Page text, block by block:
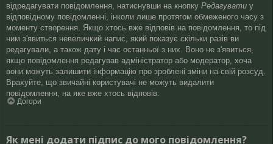
відредагувати повідомлення, натиснувши на кнопку Редагувати у
відповідному повідомленні, інколи лише протягом обмеженого часу з
моменту створення. Якщо хтось вже відповів на повідомлення, то під
ним з'явиться невеличкий напис, який показує скільки разів ви
редагували, а також дату і час останньої з них. Воно не з'явиться,
якщо повідомлення редагував адміністратор або модератор, хоча
вони можуть залишити інформацію про зроблені зміни на свій розсуд.
Врахуйте, що звичайні користувачі не можуть видалити
повідомлення, на яке вже хтось відповів.
Догори
Як мені додати підпис до мого повідомлення?